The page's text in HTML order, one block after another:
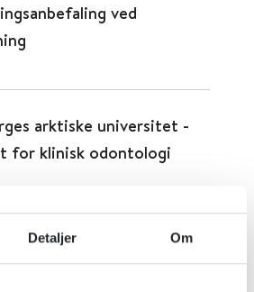
Detaljer Om
ved
arktiske universitet -
for klinisk odontologi